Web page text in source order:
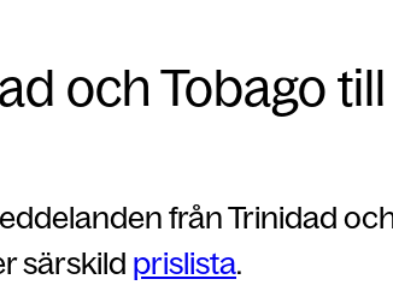
och Tobago
från Trinidad
särskild prislista.